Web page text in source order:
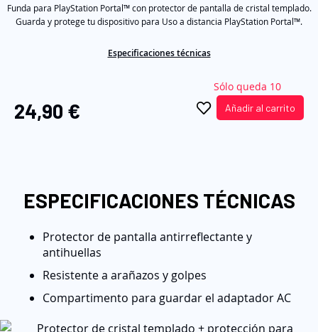
imágenespage
link.
Funda para PlayStation Portal™ con protector de pantalla de cristal templado.
Guarda y protege tu dispositivo para Uso a distancia PlayStation Portal™.
Especificaciones técnicas
24,90 €
Sólo queda 10
Añadir al carrito
ESPECIFICACIONES TÉCNICAS
Protector de pantalla antirreflectante y
antihuellas
Resistente a arañazos y golpes
Compartimento para guardar el adaptador AC